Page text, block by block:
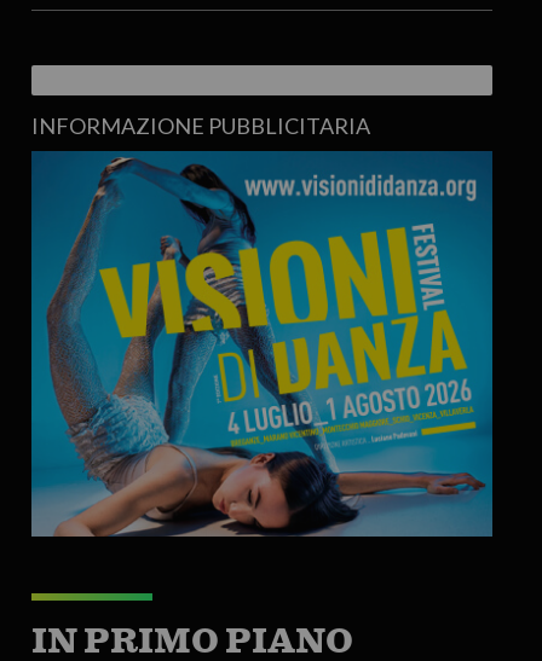
INFORMAZIONE PUBBLICITARIA
IN PRIMO PIANO